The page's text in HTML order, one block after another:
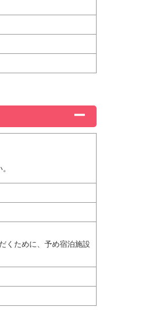
くために、予め宿泊施設